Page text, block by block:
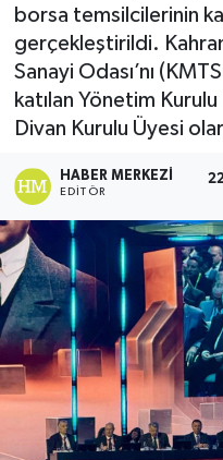
borsa temsilcilerinin
gerçekleştirildi.
Sanayi Odası’nı
katılan Yönetim
Divan Kurulu Üyesi
HABER MERKEZI
EDITÖR
SİVİL TOPLUM
SOSYAL YAŞAM
ULUSAL HABERLER
GÜNCEL
İLÇE HABERLERİ
İŞ DÜNYASI
KÜLTÜR&SANAT
ONİKİŞUBAT
SAĞLIK
SİVİL TOPLUM
SİYASET
Tüm Manşetler
Son Dakika
Haber Arşivi